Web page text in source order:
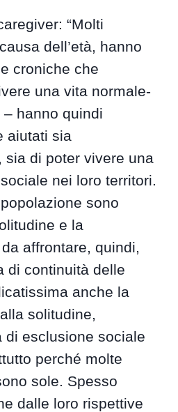
“Molti
dell’età, hanno
croniche che
una vita normale-
hanno quindi
aiutati sia
sia di poter vivere una
nei loro territori.
sono
e la
affrontare, quindi,
di continuità delle
anche la
solitudine,
di esclusione sociale
perché molte
sole. Spesso
dalle loro rispettive